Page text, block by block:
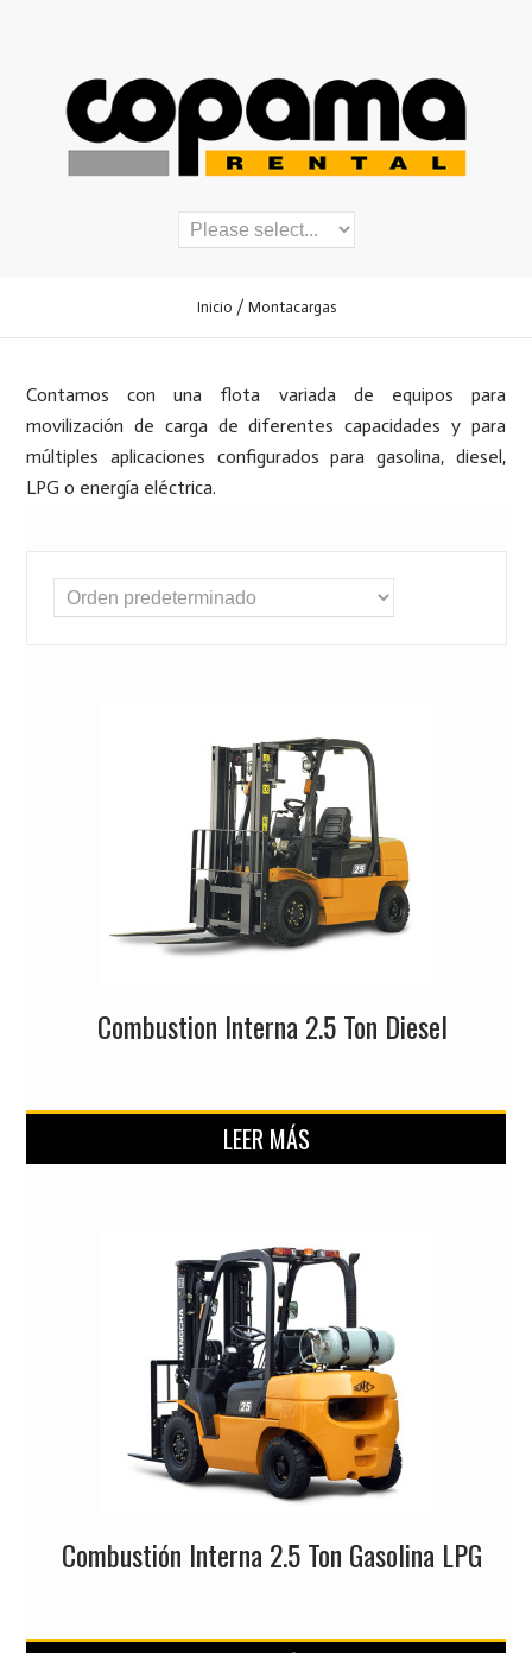
Inicio / Montacargas
Contamos con una flota variada de equipos para
movilización de carga de diferentes capacidades y para
múltiples aplicaciones configurados para gasolina, diesel,
LPG o energía eléctrica.
Combustion Interna 2.5 Ton Diesel
LEER MÁS
Combustión Interna 2.5 Ton Gasolina LPG